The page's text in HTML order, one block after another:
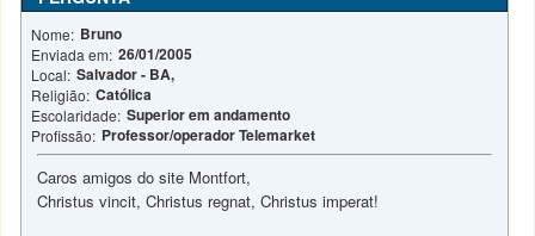
Nome: Bruno
Enviada em: 26/01/2005
Local: Salvador - BA,
Religião: Católica
Escolaridade: Superior em andamento
Profissão: Professor/operador Telemarket
Caros amigos do site Montfort,
Christus vincit, Christus regnat, Christus imperat!